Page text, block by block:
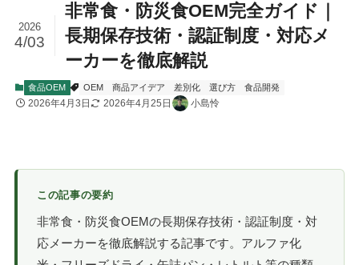
非常食・防災食OEM完全ガイド｜
長期保存技術・認証制度・対応メ
ーカーを徹底解説
2026
4/03
食品OEM OEM 商品アイデア 差別化 選び方 食品開発
2026年4月3日 2026年4月25日 小島怜
この記事の要約
非常食・防災食OEMの長期保存技術・認証制度・対
応メーカーを徹底解説する記事です。アルファ化